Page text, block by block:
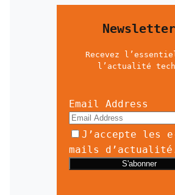
Newsletter
Recevez
l’actualité
Email Address
J’accepte les
mails